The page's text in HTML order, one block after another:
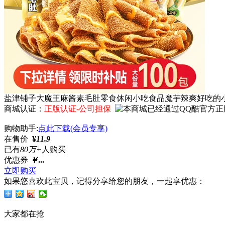
盐津铺子大魔王麻酱素毛肚零食休闲小吃食品魔芋辣爽好吃的
商城认证： 正版认证-公司担保
购物助手:点此下载(会员专享)
在售价 ¥11.9
已有80万+ 人购买
优惠券 ￥...
立即购买
如果您喜欢此宝贝，记得分享给您的朋友，一起享优惠：
大家都在抢